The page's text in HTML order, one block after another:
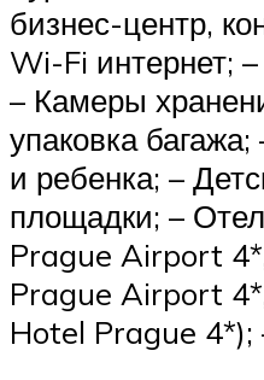
бизнес-центр,
Wi-Fi интернет;
– Камеры
упаковка
и ребенка; –
площадки; –
Prague Airport
Prague Airport
Hotel Prague 4*);